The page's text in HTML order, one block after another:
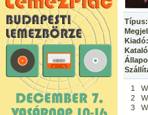
Típus:
Kiadó:
1
2
3